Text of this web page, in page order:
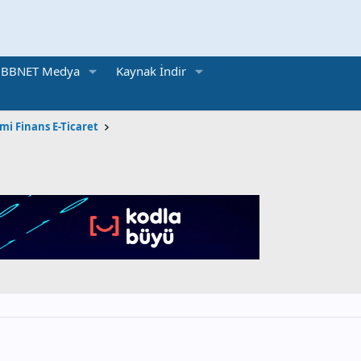
BBNET Medya Kaynak İndir
Finans E-Ticaret